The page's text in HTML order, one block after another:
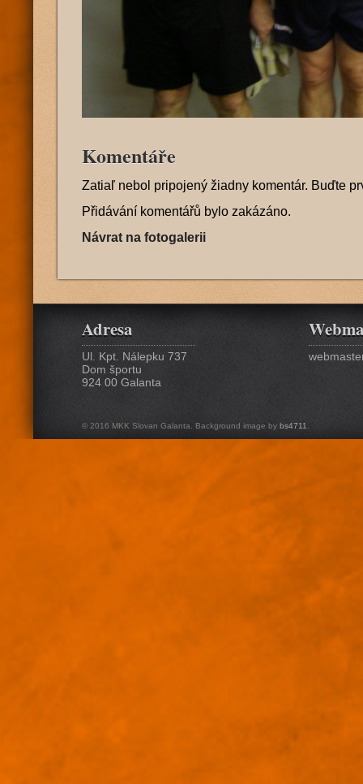
Komentáře
Zatiaľ nebol pripojený žiadny komentár. Buďte
Přidávání komentářů bylo zakázáno.
Návrat na fotogalerii
Adresa
Ul. Kpt. Nálepku 737
Dom športu
924 00 Galanta
© 2016 MKK Slovan Galanta. Background image by bs4711